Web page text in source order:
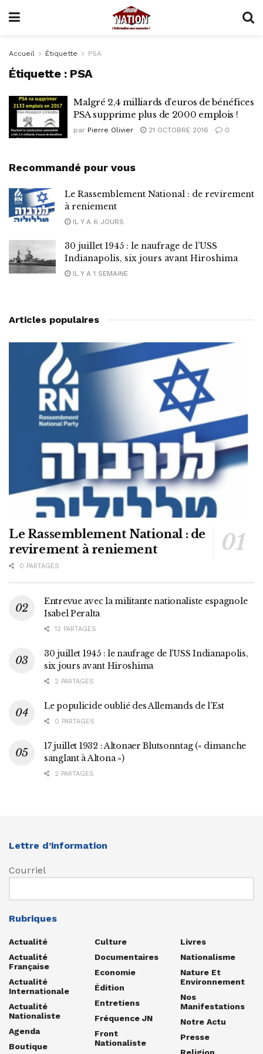
Accueil Étiquette PSA
Étiquette : PSA
Malgré 2,4 milliards d’euros de bénéfices
PSA supprime plus de 2000 emplois !
par Pierre Olivier 21 OCTOBRE 2016 0
Recommandé pour vous
Le Rassemblement National : de revirement
à reniement
IL Y A 6 JOURS
30 juillet 1945 : le naufrage de l’USS
Indianapolis, six jours avant Hiroshima
IL Y A 1 SEMAINE
Articles populaires
Le Rassemblement National : de
revirement à reniement
0 PARTAGES
Entrevue avec la militante nationaliste espagnole
Isabel Peralta
12 PARTAGES
30 juillet 1945 : le naufrage de l’USS Indianapolis,
six jours avant Hiroshima
2 PARTAGES
Le populicide oublié des Allemands de l’Est
0 PARTAGES
17 juillet 1932 : Altonaer Blutsonntag (« dimanche
sanglant à Altona »)
2 PARTAGES
Lettre d’information
Courriel
Rubriques
Actualité
Actualité
Française
Actualité
Internationale
Actualité
Nationaliste
Agenda
Boutique
Culture
Documentaires
Economie
Édition
Entretiens
Fréquence JN
Front
Nationaliste
Livres
Nationalisme
Nature Et
Environnement
Nos
Manifestations
Notre Actu
Presse